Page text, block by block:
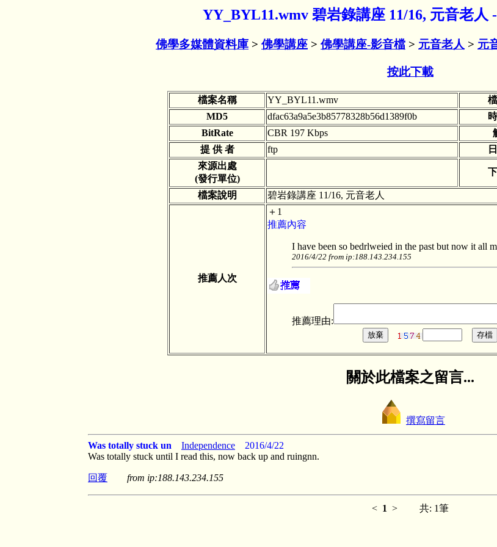
YY_BYL11.wmv 碧岩錄講座 11/16, 元音老人
佛學多媒體資料庫 > 佛學講座 > 佛學講座-影音檔 > 元音老人 > 元
按此下載
檔案名稱 YY_BYL11.wmv
MD5
dfac63a9a5e3b85778328b56d1389f0b
BitRate
CBR 197 Kbps
提 供 者
ftp
來源出處
(發行單位)
檔案說明 碧岩錄講座 11/16, 元音老人
推薦人次
＋1
推薦內容
I have been so bedrlweied in the past but now it all
2016/4/22 from ip:188.143.234.155
推薦理由:
關於此檔案之留言...
撰寫留言
Was totally stuck un Independence 2016/4/22
Was totally stuck until I read this, now back up and ruingnn.
回覆 from ip:188.143.234.155
< 1 > 共: 1筆